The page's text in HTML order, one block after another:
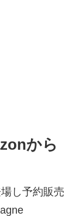
から
し予約販売